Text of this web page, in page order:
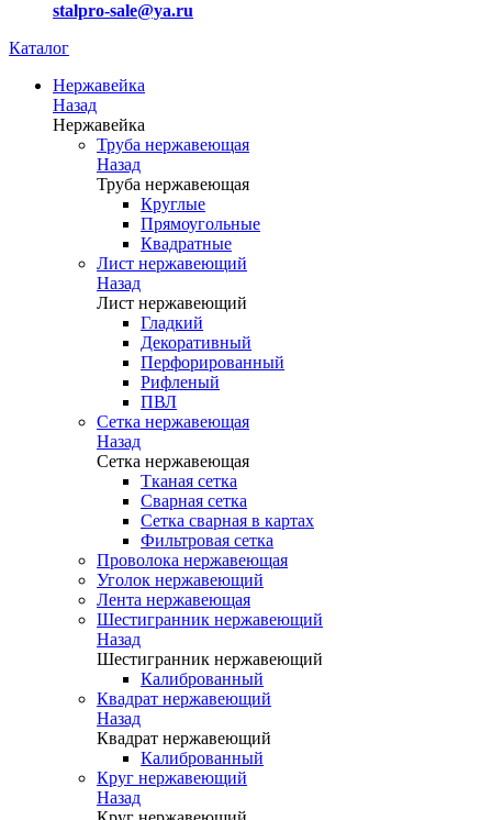
stalpro-sale@ya.ru
Каталог
Нержавейка
Назад
Нержавейка
Труба нержавеющая
Назад
Труба нержавеющая
Круглые
Прямоугольные
Квадратные
Лист нержавеющий
Назад
Лист нержавеющий
Гладкий
Декоративный
Перфорированный
Рифленый
ПВЛ
Сетка нержавеющая
Назад
Сетка нержавеющая
Тканая сетка
Сварная сетка
Сетка сварная в картах
Фильтровая сетка
Проволока нержавеющая
Уголок нержавеющий
Лента нержавеющая
Шестигранник нержавеющий
Назад
Шестигранник нержавеющий
Калиброванный
Квадрат нержавеющий
Назад
Квадрат нержавеющий
Калиброванный
Круг нержавеющий
Назад